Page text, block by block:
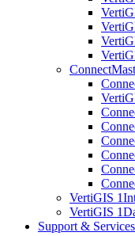
VertiGIS
VertiGIS
Support & Services